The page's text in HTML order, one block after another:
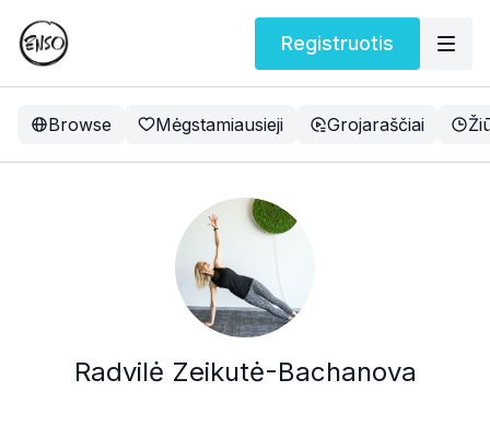
Registruotis
Browse Mėgstamiausieji Grojaraščiai
Radvilė Zeikutė-Bachanova